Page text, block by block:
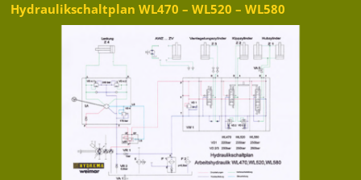
Hydraulikschaltplan WL470 – WL520 – WL580